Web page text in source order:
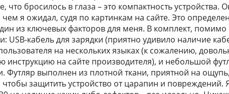
что бросилось в глаза – это компактность устройства.
я ожидал, судя по картинкам на сайте. Это
из ключевых факторов для меня. В комплект, помимо
USB-кабель для зарядки (приятно удивило наличие
на нескольких языках (к сожалению,
на сайте производителя), и небольшой
Футляр выполнен из плотной ткани, приятной на
чтобы защитить устройство от царапин и повреждений.